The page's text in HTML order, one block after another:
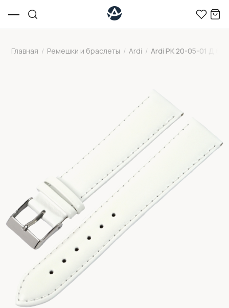
Главная / Ремешки и браслеты / Ardi / Ardi РК 20-05-01 Д